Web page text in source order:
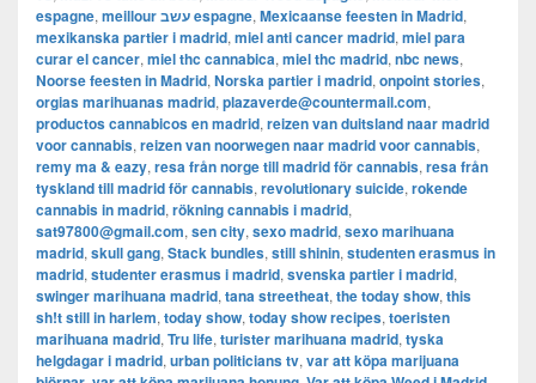
espagne, meillour עשב espagne, Mexicaanse feesten in Madrid,
mexikanska partier i madrid, miel anti cancer madrid, miel para
curar el cancer, miel thc cannabica, miel thc madrid, nbc news,
Noorse feesten in Madrid, Norska partier i madrid, onpoint stories,
orgias marihuanas madrid, plazaverde@countermail.com,
productos cannabicos en madrid, reizen van duitsland naar madrid
voor cannabis, reizen van noorwegen naar madrid voor cannabis,
remy ma & eazy, resa från norge till madrid för cannabis, resa från
tyskland till madrid för cannabis, revolutionary suicide, rokende
cannabis in madrid, rökning cannabis i madrid,
sat97800@gmail.com, sen city, sexo madrid, sexo marihuana
madrid, skull gang, Stack bundles, still shinin, studenten erasmus in
madrid, studenter erasmus i madrid, svenska partier i madrid,
swinger marihuana madrid, tana streetheat, the today show, this
sh!t still in harlem, today show, today show recipes, toeristen
marihuana madrid, Tru life, turister marihuana madrid, tyska
helgdagar i madrid, urban politicians tv, var att köpa marijuana